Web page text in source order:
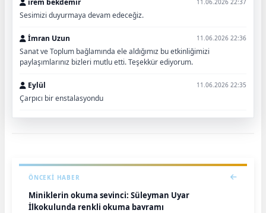
11.06.2026 22:37
Sesimizi duyurmaya devam edeceğiz.
İmran Uzun 11.06.2026 22:36
Sanat ve Toplum bağlamında ele aldığımız bu etkinliğimizi
paylaşımlarınız bizleri mutlu etti. Teşekkür ediyorum.
Eylül 11.06.2026 22:35
Çarpıcı bir enstalasyondu
ÖNCEKI HABER
Miniklerin okuma sevinci: Süleyman Uyar
İlkokulunda renkli okuma bayramı